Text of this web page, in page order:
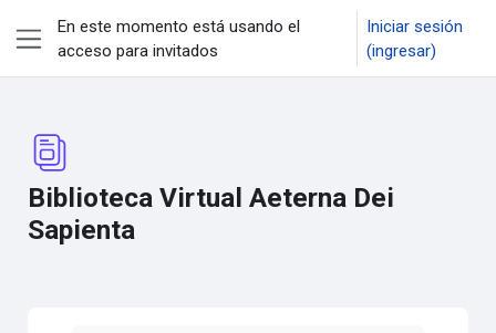
Pánel lateral
En este momento está usando el
acceso para invitados
Iniciar sesión
(ingresar)
Biblioteca Virtual Aeterna Dei
Sapienta